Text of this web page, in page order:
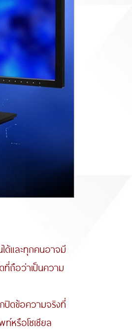
และทุกคนอาจมี
ที่ถือว่าเป็นความ
ดข้อความจริงที่
หรือโซเชียล